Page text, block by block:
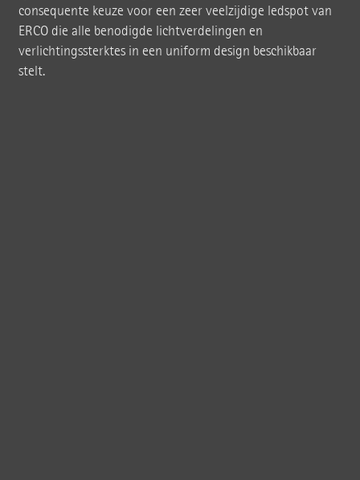
consequente keuze voor een zeer veelzijdige ledspot van
ERCO die alle benodigde lichtverdelingen en
verlichtingssterktes in een uniform design beschikbaar
stelt.